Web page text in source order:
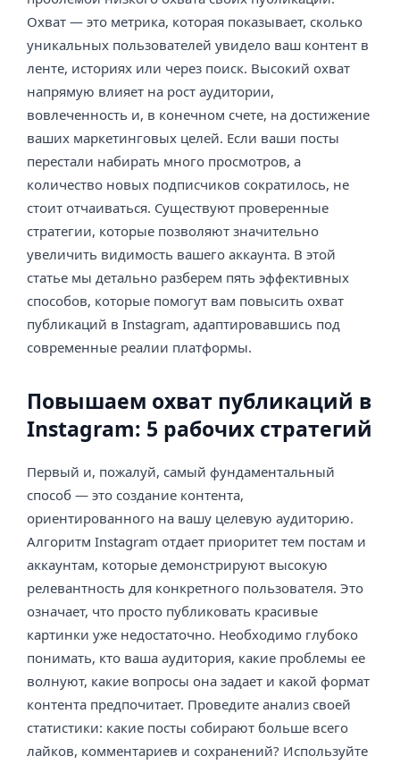
Охват — это метрика, которая показывает, сколько
уникальных пользователей увидело ваш контент в
ленте, историях или через поиск. Высокий охват
напрямую влияет на рост аудитории,
вовлеченность и, в конечном счете, на достижение
ваших маркетинговых целей. Если ваши посты
перестали набирать много просмотров, а
количество новых подписчиков сократилось, не
стоит отчаиваться. Существуют проверенные
стратегии, которые позволяют значительно
увеличить видимость вашего аккаунта. В этой
статье мы детально разберем пять эффективных
способов, которые помогут вам повысить охват
публикаций в Instagram, адаптировавшись под
современные реалии платформы.
Повышаем охват публикаций в
Instagram: 5 рабочих стратегий
Первый и, пожалуй, самый фундаментальный
способ — это создание контента,
ориентированного на вашу целевую аудиторию.
Алгоритм Instagram отдает приоритет тем постам и
аккаунтам, которые демонстрируют высокую
релевантность для конкретного пользователя. Это
означает, что просто публиковать красивые
картинки уже недостаточно. Необходимо глубоко
понимать, кто ваша аудитория, какие проблемы ее
волнуют, какие вопросы она задает и какой формат
контента предпочитает. Проведите анализ своей
статистики: какие посты собирают больше всего
лайков, комментариев и сохранений? Используйте